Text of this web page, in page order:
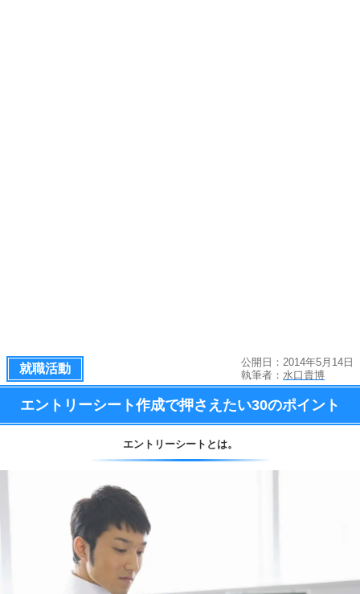
就職活動
公開日：2014年5月14日
執筆者： 水口貴博
エントリーシート作成で押さえたい30のポイント
エントリーシートとは。